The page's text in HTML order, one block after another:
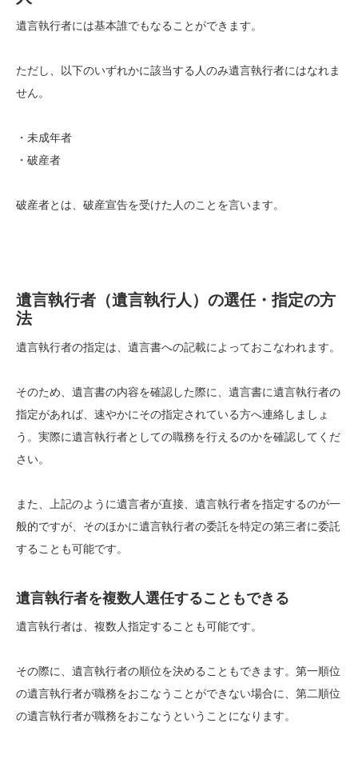
遺言執行者には基本誰でもなることができます。
ただし、以下のいずれかに該当する人のみ遺言執行者にはなれま
せん。
・未成年者
・破産者
破産者とは、破産宣告を受けた人のことを言います。
遺言執行者（遺言執行人）の選任・指定の方
法
遺言執行者の指定は、遺言書への記載によっておこなわれます。
そのため、遺言書の内容を確認した際に、遺言書に遺言執行者の
指定があれば、速やかにその指定されている方へ連絡しましょ
う。実際に遺言執行者としての職務を行えるのかを確認してくだ
さい。
また、上記のように遺言者が直接、遺言執行者を指定するのが一
般的ですが、そのほかに遺言執行者の委託を特定の第三者に委託
することも可能です。
遺言執行者を複数人選任することもできる
遺言執行者は、複数人指定することも可能です。
その際に、遺言執行者の順位を決めることもできます。第一順位
の遺言執行者が職務をおこなうことができない場合に、第二順位
の遺言執行者が職務をおこなうということになります。